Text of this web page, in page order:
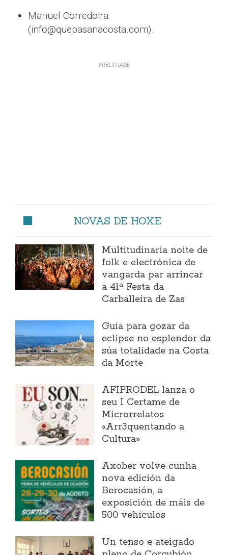
Manuel Corredoira
(info@quepasanacosta.com).
NOVAS DE HOXE
Multitudinaria noite de
folk e electrónica de
vangarda par arrincar
a 41ª Festa da
Carballeira de Zas
Guía para gozar da
eclipse no esplendor da
súa totalidade na Costa
da Morte
AFIPRODEL lanza o
seu I Certame de
Microrrelatos
«Arr3quentando a
Cultura»
Axober volve cunha
nova edición da
Berocasión, a
exposición de máis de
500 vehículos
Un tenso e ateigado